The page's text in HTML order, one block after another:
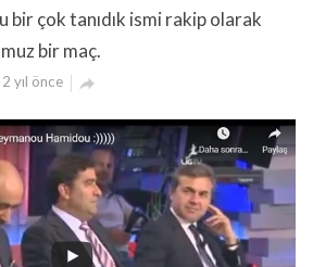
bir çok tanıdık ismi rakip olarak
bir maç.
2 yıl önce 